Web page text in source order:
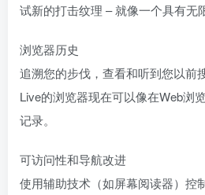
试新的打击纹理 – 就像一个具有无
浏览器历史
追溯您的步伐，查看和听到您以前
Live的浏览器现在可以像在Web浏
记录。
可访问性和导航改进
使用辅助技术（如屏幕阅读器）控